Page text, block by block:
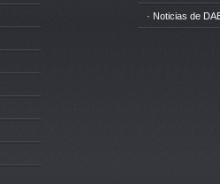
· Noticias de